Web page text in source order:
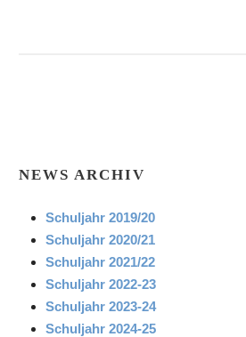
NEWS ARCHIV
Schuljahr 2019/20
Schuljahr 2020/21
Schuljahr 2021/22
Schuljahr 2022-23
Schuljahr 2023-24
Schuljahr 2024-25